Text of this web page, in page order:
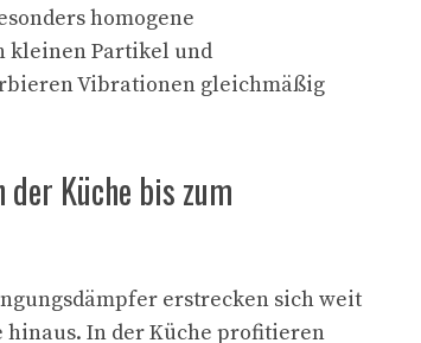
homogene
kleinen Partikel und
Vibrationen gleichmäßig
der Küche bis zum
erstrecken sich weit
hinaus. In der Küche profitieren